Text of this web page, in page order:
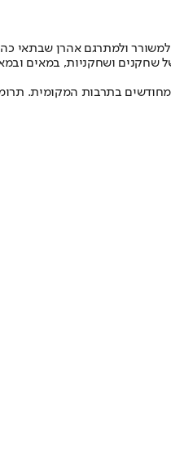
ולמתרגם אהרן שבתאי
שחקנים ושחקניות, במאים
מחודשים בתרבות המקומית.